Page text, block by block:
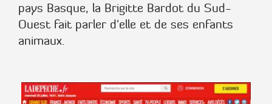
pays Basque, la Brigitte Bardot du Sud-
Ouest fait parler d'elle et de ses enfants
animaux.